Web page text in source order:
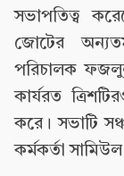
সভাপতিত্ব
জোটের
পরিচালক
কার্যরত
করে। সভাটি
কর্মকর্তা